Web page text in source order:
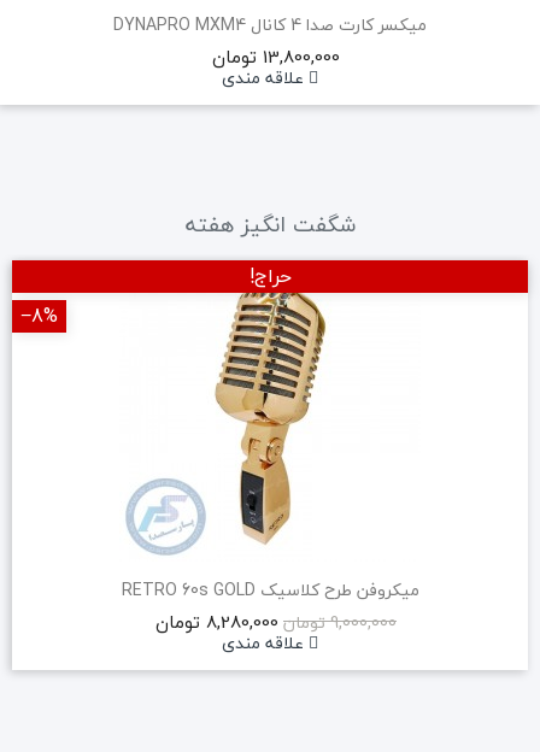
میکسر کارت صدا 4 کانال DYNAPRO MXM4
13,800,000 تومان
علاقه مندی
شگفت انگیز هفته
میکروفن طرح کلاسیک RETRO 60s GOLD
9,000,000 تومان
8,280,000 تومان
علاقه مندی
حراج!
‎−8%